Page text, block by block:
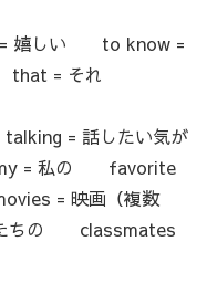
嬉しい to know =
= それ
= 話したい気が
= 私の favorite
= 映画（複数
の classmates